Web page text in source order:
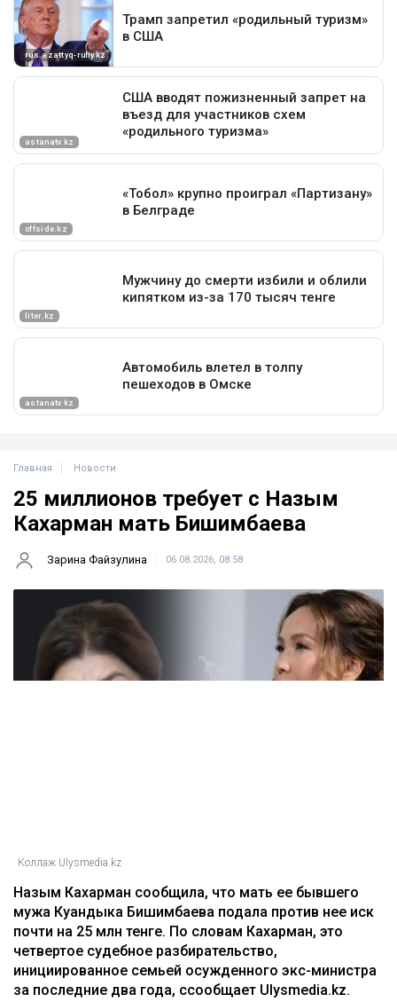
Главная Новости
25 миллионов требует с Назым
Кахарман мать Бишимбаева
Зарина Файзулина 06.08.2026, 08:58
Коллаж Ulysmedia.kz
Назым Кахарман сообщила, что мать ее бывшего
мужа Куандыка Бишимбаева подала против нее иск
почти на 25 млн тенге. По словам Кахарман, это
четвертое судебное разбирательство,
инициированное семьей осужденного экс-министра
за последние два года, ссообщает Ulysmedia.kz.